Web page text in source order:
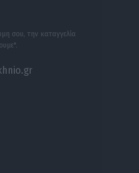
σου, την καταγγελία